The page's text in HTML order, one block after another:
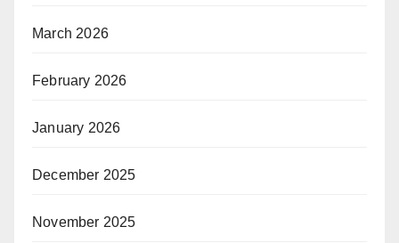
March 2026
February 2026
January 2026
December 2025
November 2025